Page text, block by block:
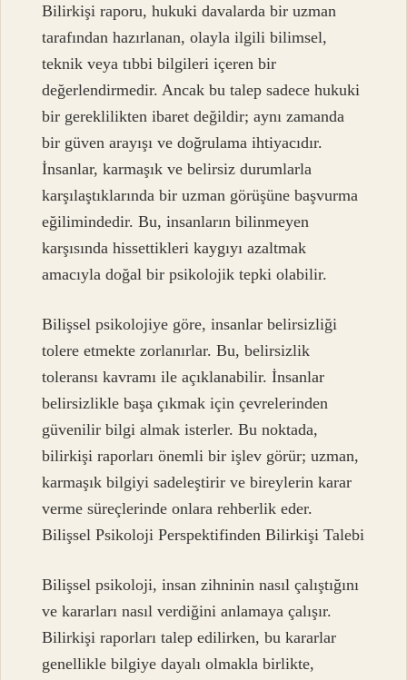
Bilirkişi raporu, hukuki davalarda bir uzman
tarafından hazırlanan, olayla ilgili bilimsel,
teknik veya tıbbi bilgileri içeren bir
değerlendirmedir. Ancak bu talep sadece hukuki
bir gereklilikten ibaret değildir; aynı zamanda
bir güven arayışı ve doğrulama ihtiyacıdır.
İnsanlar, karmaşık ve belirsiz durumlarla
karşılaştıklarında bir uzman görüşüne başvurma
eğilimindedir. Bu, insanların bilinmeyen
karşısında hissettikleri kaygıyı azaltmak
amacıyla doğal bir psikolojik tepki olabilir.
Bilişsel psikolojiye göre, insanlar belirsizliği
tolere etmekte zorlanırlar. Bu, belirsizlik
toleransı kavramı ile açıklanabilir. İnsanlar
belirsizlikle başa çıkmak için çevrelerinden
güvenilir bilgi almak isterler. Bu noktada,
bilirkişi raporları önemli bir işlev görür; uzman,
karmaşık bilgiyi sadeleştirir ve bireylerin karar
verme süreçlerinde onlara rehberlik eder.
Bilişsel Psikoloji Perspektifinden Bilirkişi Talebi
Bilişsel psikoloji, insan zihninin nasıl çalıştığını
ve kararları nasıl verdiğini anlamaya çalışır.
Bilirkişi raporları talep edilirken, bu kararlar
genellikle bilgiye dayalı olmakla birlikte,